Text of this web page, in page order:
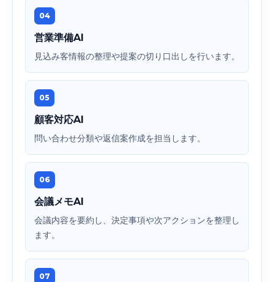
04
営業準備AI
見込み客情報の整理や提案の切り口出しを行います。
05
顧客対応AI
問い合わせ分類や返信案作成を担当します。
06
会議メモAI
会議内容を要約し、決定事項や次アクションを整理し
ます。
07